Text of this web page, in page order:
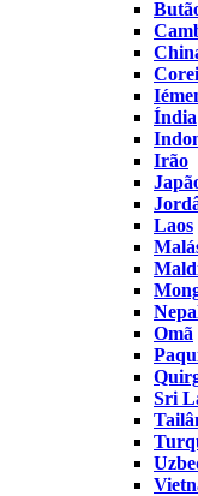
Índia
Irão
Laos
Omã
Sri